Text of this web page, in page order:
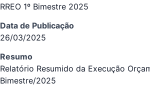
RREO 1º Bimestre 2025
Data de Publicação
26/03/2025
Resumo
Relatório Resumido da Execução
Bimestre/2025